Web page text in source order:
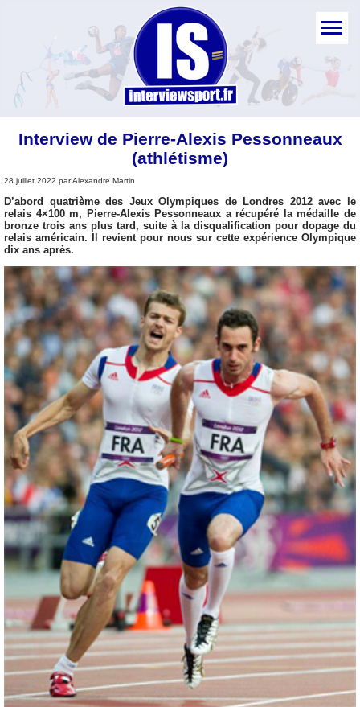
Interview de Pierre-Alexis Pessonneaux
(athlétisme)
28 juillet 2022 par Alexandre Martin
D’abord quatrième des Jeux Olympiques de Londres 2012 avec le
relais 4×100 m, Pierre-Alexis Pessonneaux a récupéré la médaille de
bronze trois ans plus tard, suite à la disqualification pour dopage du
relais américain. Il revient pour nous sur cette expérience Olympique
dix ans après.